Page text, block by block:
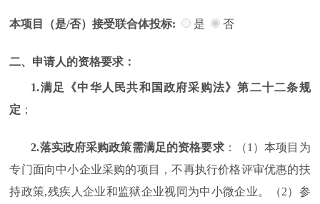
本项目（是/否）接受联合体投标: 是 否
二、申请人的资格要求：
1.满足《中华人民共和国政府采购法》第二十二条规
定 ；
2.落实政府采购政策需满足的资格要求：（1）本项目为
专门面向中小企业采购的项目，不再执行价格评审优惠的扶
持政策,残疾人企业和监狱企业视同为中小微企业。（2）参